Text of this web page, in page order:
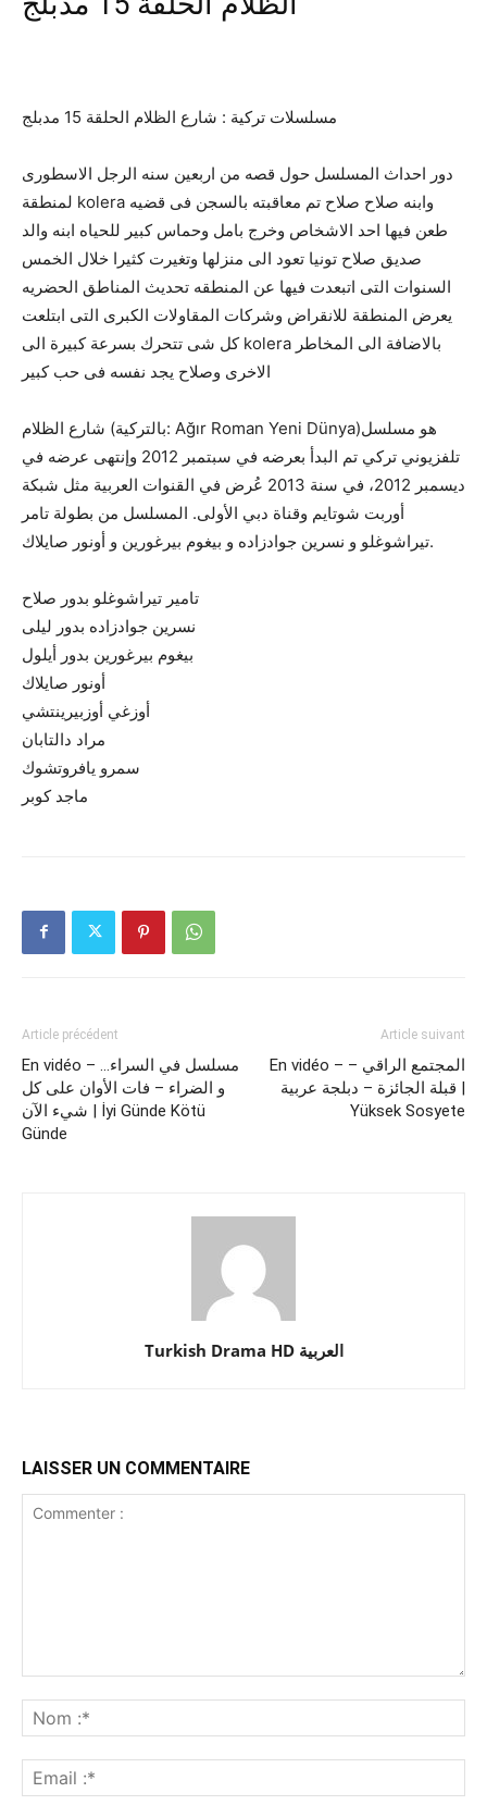
مسلسلات تركية : شارع الظلام الحلقة 15 مدبلج
دور احداث المسلسل حول قصه من اربعين سنه الرجل الاسطورى
لمنطقة kolera وابنه صلاح صلاح تم معاقبته بالسجن فى قضيه
طعن فيها احد الاشخاص وخرج بامل وحماس كبير للحياه ابنه والد
صديق صلاح تونيا تعود الى منزلها وتغيرت كثيرا خلال الخمس
السنوات التى اتبعدت فيها عن المنطقه تحديث المناطق الحضريه
يعرض المنطقة للانقراض وشركات المقاولات الكبرى التى ابتلعت
كل شى تتحرك بسرعة كبيرة الى kolera بالاضافة الى المخاطر
الاخرى وصلاح يجد نفسه فى حب كبير
شارع الظلام (بالتركية: Ağır Roman Yeni Dünya)‏ هو مسلسل
تلفزيوني تركي تم البدأ بعرضه في سبتمبر 2012 وإنتهى عرضه في
ديسمبر 2012، في سنة 2013 عُرض في القنوات العربية مثل شبكة
أوربت شوتايم وقناة دبي الأولى. المسلسل من بطولة تامر
تيراشوغلو و نسرين جوادزاده و بيغوم بيرغورين و أونور صايلاك.
تامير تيراشوغلو بدور صلاح
نسرين جوادزاده بدور ليلى
بيغوم بيرغورين بدور أيلول
أونور صايلاك
أوزغي أوزبيرينتشي
مراد دالتابان
سمرو يافروتشوك
ماجد كوبر
Article précédent
En vidéo – …مسلسل في السراء
و الضراء – فات الأوان على كل
شيء الآن | İyi Günde Kötü
Günde
Article suivant
En vidéo – المجتمع الراقي –
قبلة الجائزة – دبلجة عربية |
Yüksek Sosyete
Turkish Drama HD العربية
LAISSER UN COMMENTAIRE